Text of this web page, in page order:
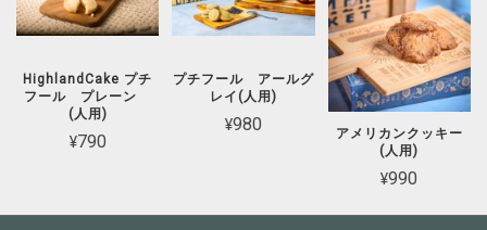
HighlandCake プチ
フール プレーン
(人用)
¥790
プチフール アールグ
レイ(人用)
¥980
アメリカンクッキー
(人用)
¥990